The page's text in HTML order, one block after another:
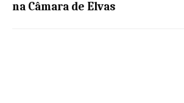
na Câmara de Elvas